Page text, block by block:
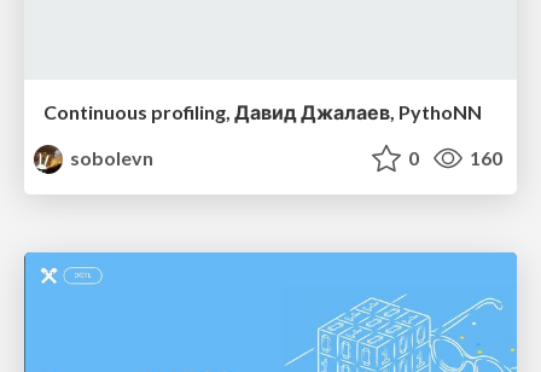
Continuous profiling, Давид Джалаев, PythoNN
sobolevn
0 160